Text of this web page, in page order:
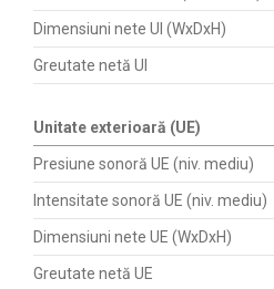
Dimensiuni nete UI (WxDxH)
Greutate netă UI
Unitate exterioară (UE)
Presiune sonoră UE (niv. mediu)
Intensitate sonoră UE (niv. mediu)
Dimensiuni nete UE (WxDxH)
Greutate netă UE